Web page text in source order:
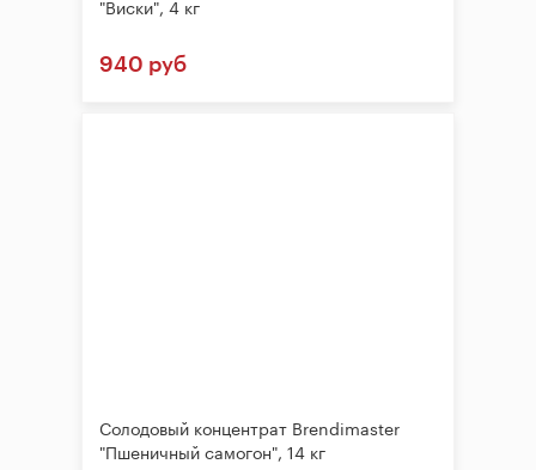
"Виски", 4 кг
940 руб
Солодовый концентрат Brendimaster
"Пшеничный самогон", 14 кг